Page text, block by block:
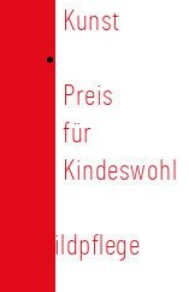
Kunst
Preis
für
Kindeswohl
Stadtbildpflege